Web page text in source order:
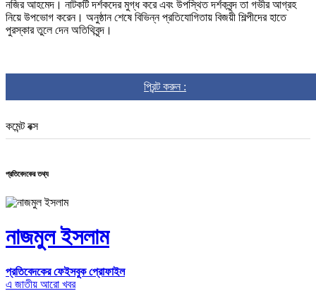
নজির আহমেদ। নাটকটি দর্শকদের মুগ্ধ করে এবং উপস্থিত দর্শকবৃন্দ তা গভীর আগ্রহ
নিয়ে উপভোগ করেন। অনুষ্ঠান শেষে বিভিন্ন প্রতিযোগিতায় বিজয়ী শিল্পীদের হাতে
পুরস্কার তুলে দেন অতিথিবৃন্দ।
প্রিন্ট করুন :
কমেন্ট বক্স
প্রতিবেদকের তথ্য
নাজমুল ইসলাম
প্রতিবেদকের ফেইসবুক প্রোফাইল
এ জাতীয় আরো খবর